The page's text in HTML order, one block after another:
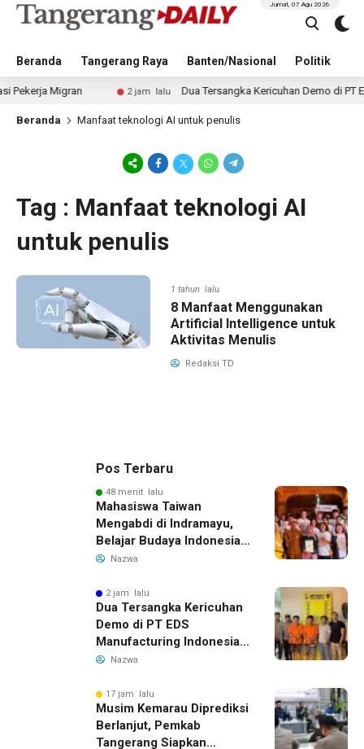
Beranda Tangerang Raya Banten/Nasional Politik
Jumat, 07 Agu 2026
Migran 2 jam lalu Dua Tersangka Kericuhan Demo di PT EDS
Beranda Manfaat teknologi AI untuk penulis
Tag : Manfaat teknologi AI
untuk penulis
1 tahun lalu
8 Manfaat Menggunakan
Artificial Intelligence untuk
Aktivitas Menulis
Redaksi TD
Pos Terbaru
48 menit lalu
Mahasiswa Taiwan
Mengabdi di Indramayu,
Belajar Budaya Indonesia
dan Edukasi Pekerja
Nazwa
2 jam lalu
Dua Tersangka Kericuhan
Demo di PT EDS
Manufacturing Indonesia
Ditahan, Polda Banten
Pengelolaan Limbah
Nazwa
17 jam lalu
Musim Kemarau Diprediksi
Berlanjut, Pemkab
Tangerang Siapkan